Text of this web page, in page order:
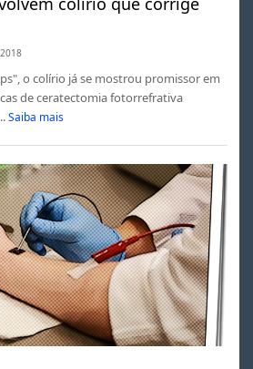
o colírio já se mostrou promissor em
de ceratectomia fotorrefrativa
Saiba mais